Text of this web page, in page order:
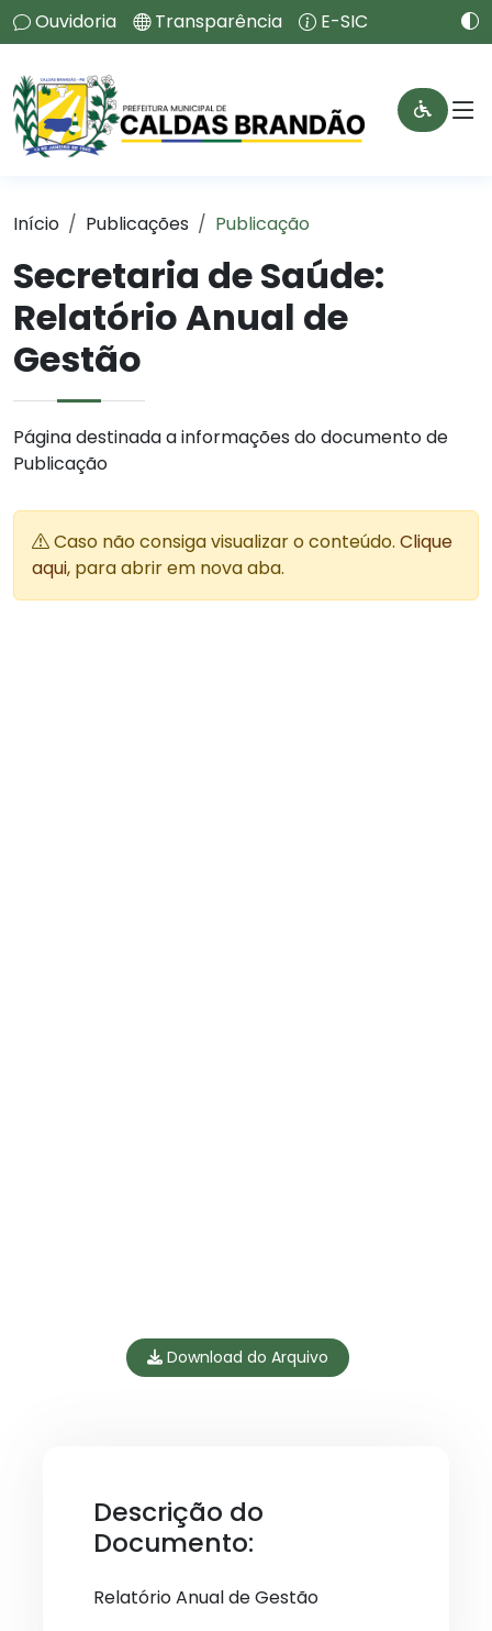
Ouvidoria Transparência E-SIC
Início Publicações Publicação
Secretaria de Saúde:
Relatório Anual de
Gestão
Página destinada a informações do documento de
Publicação
Caso não consiga visualizar o conteúdo. Clique
aqui, para abrir em nova aba.
Download do Arquivo
Descrição do
Documento:
Relatório Anual de Gestão